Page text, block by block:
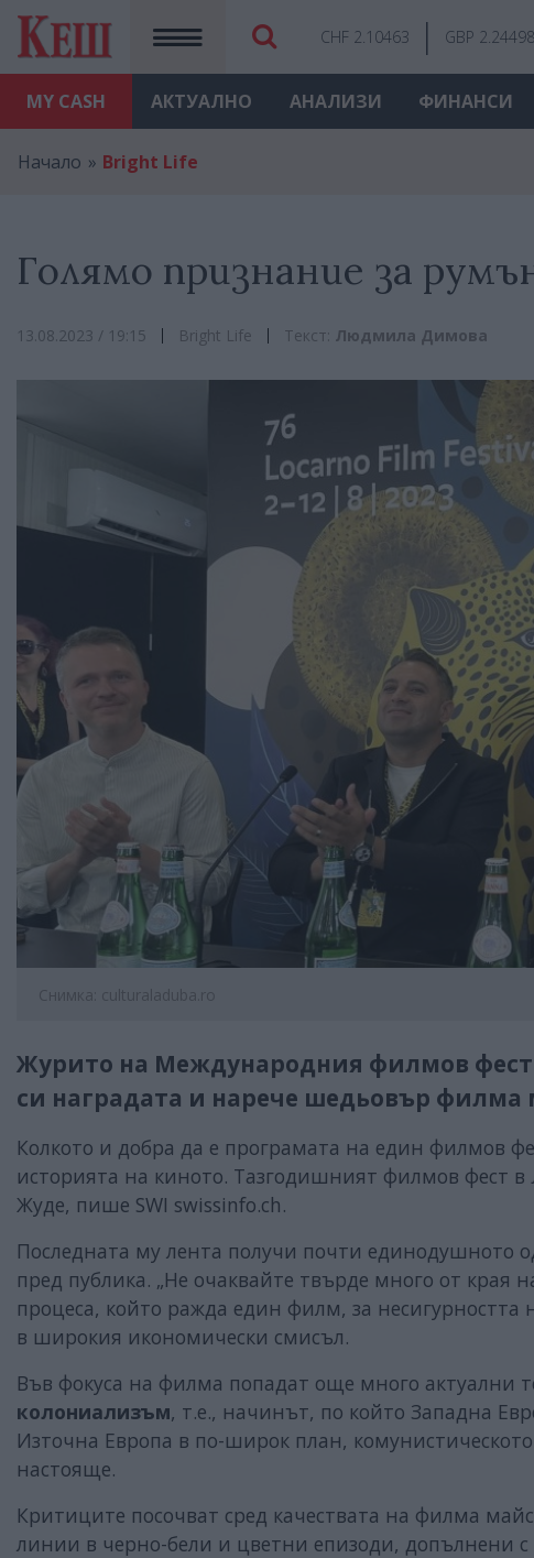
MY CASH
CHF 2.10463 GBP 2.24498
АКТУАЛНО АНАЛИЗИ ФИНАНСИ
Начало Bright Life
Голямо признание за
13.08.2023 / 19:15 Bright Life Текст: Людмила Димова
Снимка: culturaladuba.ro
Журито на Международния филмов
си наградата и нарече шедьовър филма
Колкото и добра да е програмата на един филмов
историята на киното. Тазгодишният филмов фест в
Жуде, пише SWI swissinfo.ch.
Последната му лента получи почти единодушното
пред публика. „Не очаквайте твърде много от края
процеса, който ражда един филм, за
в широкия икономически смисъл.
Във фокуса на филма попадат още много актуални
колониализъм, т.е., начинът, по който Западна
Източна Европа в по-широк план,
настояще.
Критиците посочват сред качествата на филма
линии в черно-бели и цветни епизоди, допълнени